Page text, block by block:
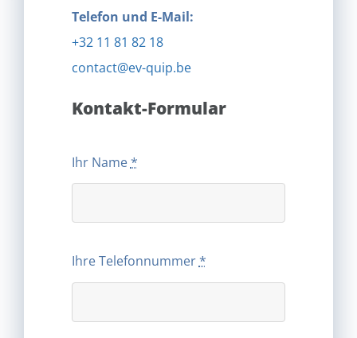
Telefon und E-Mail:
+32 11 81 82 18
contact@ev-quip.be
Kontakt-Formular
Ihr Name*
Ihre Telefonnummer*